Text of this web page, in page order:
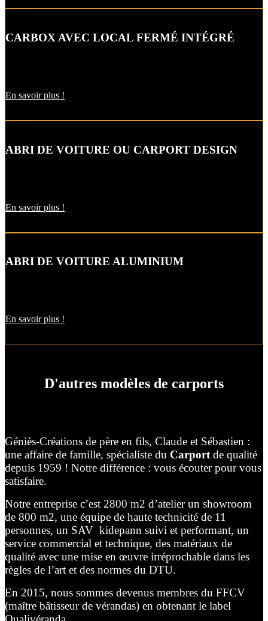
CARBOX AVEC LOCAL FERMÉ INTÉGRÉ
En savoir plus !
ABRI DE VOITURE OU CARPORT DESIGN
En savoir plus !
ABRI DE VOITURE ALUMINIUM
En savoir plus !
D'autres modèles de carports
Géniès-Créations de père en fils, Claude et Sébastien :
une affaire de famille, spécialiste du Carportde qualité
depuis 1959 ! Notre différence : vous écouter pour vous
satisfaire.
Notre entreprise c’est 2800 m2 d’atelier un showroom
de 800 m2, une équipe de haute technicité de 11
personnes, un SAV kidepann suivi et performant, un
service commercial et technique, des matériaux de
qualité avec une mise en œuvre irréprochable dans les
règles de l’art et des normes du DTU.
En 2015, nous sommes devenus membres du FFCV
(maître bâtisseur de vérandas) en obtenant le label